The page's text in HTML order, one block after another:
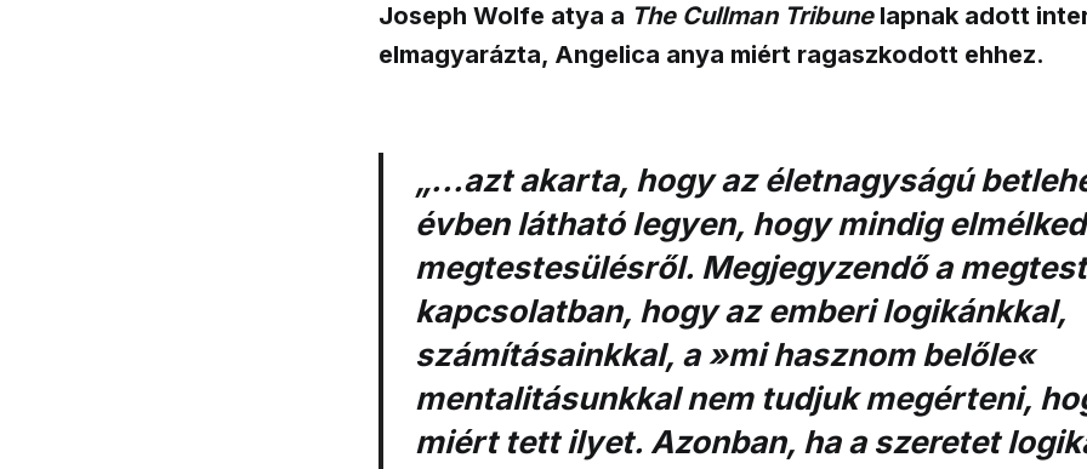
Joseph Wolfe atya a The Cullman Tribunelapnak adott
elmagyarázta, Angelica anya miért ragaszkodott ehhez.
„...azt akarta, hogy az életnagyságú
évben látható legyen, hogymindig
megtestesülésről. Megjegyzendő a
kapcsolatban, hogy az emberi logikánkkal,
számításainkkal, a »mi hasznom belőle«
mentalitásunkkal nem tudjuk megérteni,
miért tett ilyet. Azonban, ha a szeretet